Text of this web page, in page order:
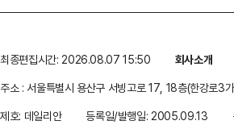
최종편집시간: 2026.08.07 15:50 회사소개
주소 : 서울특별시 용산구 서빙고로 17, 18층(한강로3
제호: 데일리안
등록일/발행일: 2005.09.13